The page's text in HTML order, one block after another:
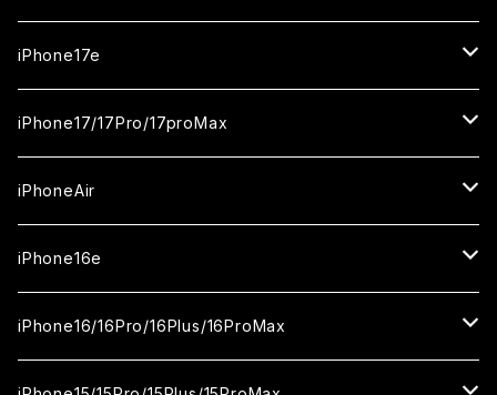
iPhone17e
ガラスフィルム
セラミックフィルム
カメラ用フィルム
iPhone17/17Pro/17proMax
iPhone17
ガラスフィルム
セラミックフィルム
iPhone17Pro
ガラスフィルム
セラミックフィルム
iPhone17proMax
ガラスフィルム
iPhoneAir
ガラスフィルム
セラミックフィルム
iPhone16e
ガラスフィルム
iPhone16/16Pro/16Plus/16ProMax